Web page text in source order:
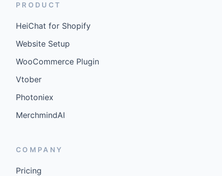
PRODUCT
HeiChat for Shopify
Website Setup
WooCommerce Plugin
Vtober
Photoniex
MerchmindAI
COMPANY
Pricing